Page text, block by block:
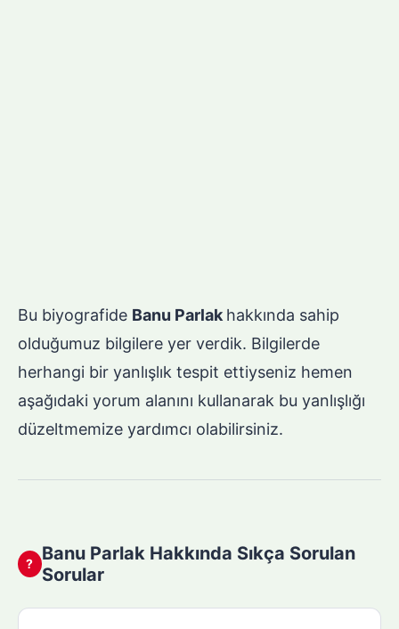
Bu biyografide Banu Parlak hakkında sahip
olduğumuz bilgilere yer verdik. Bilgilerde
herhangi bir yanlışlık tespit ettiyseniz hemen
aşağıdaki yorum alanını kullanarak bu yanlışlığı
düzeltmemize yardımcı olabilirsiniz.
?
Banu Parlak Hakkında Sıkça Sorulan
Sorular